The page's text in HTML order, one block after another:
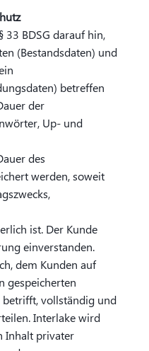
33 BDSG darauf hin,
(Bestandsdaten) und
betreffen
der
Up- und
des
werden, soweit
ist. Der Kunde
einverstanden.
dem Kunden auf
gespeicherten
betrifft, vollständig und
Interlake wird
Inhalt privater